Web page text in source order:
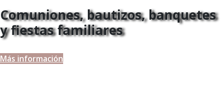
Comuniones, bautizos, banquetes
y fiestas familiares
Más información